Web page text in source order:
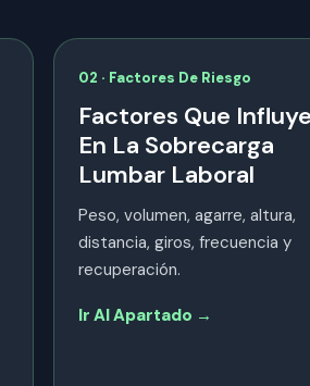
02 · Factores De Riesgo
Factores Que
En La Sobrecarga
Lumbar Laboral
Peso, volumen, agarre, altura,
distancia, giros, frecuencia y
recuperación.
Ir Al Apartado →